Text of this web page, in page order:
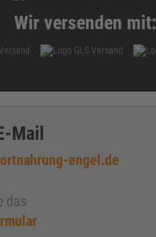
Wir versenden mit:
Mail
engel.de
das